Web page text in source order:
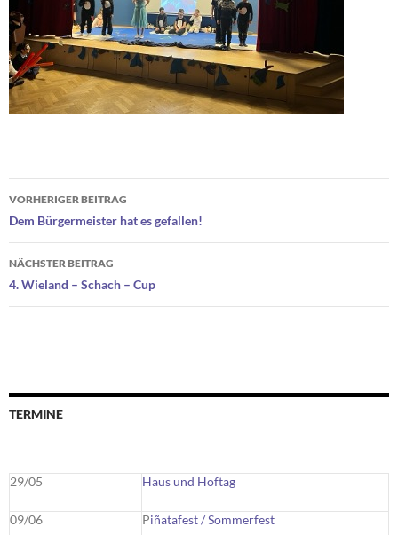
Beitragsnavigation
VORHERIGER BEITRAG
Dem Bürgermeister hat es gefallen!
NÄCHSTER BEITRAG
4. Wieland – Schach – Cup
TERMINE
29/05 Haus und Hoftag
09/06 Piñatafest / Sommerfest